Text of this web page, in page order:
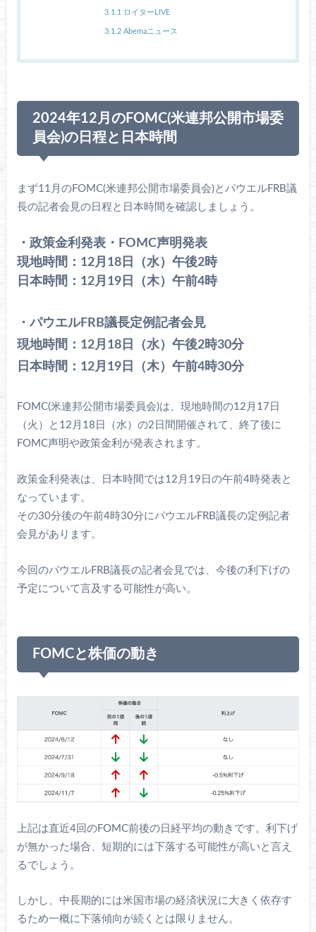
3.1.1 ロイターLIVE
3.1.2Abemaニュース
2024年12月のFOMC(米連邦公開市場委
員会)の日程と日本時間
まず11月のFOMC(米連邦公開市場委員会)とパウエルFRB議
長の記者会見の日程と日本時間を確認しましょう。
・政策金利発表・FOMC声明発表
現地時間：12月18日（水）午後2時
日本時間：12月19日（木）午前4時
・パウエルFRB議長定例記者会見
現地時間：12月18日（水）午後2時30分
日本時間：12月19日（木）午前4時30分
FOMC(米連邦公開市場委員会)は、現地時間の12月17日
（火）と12月18日（水）の2日間開催されて、終了後に
FOMC声明や政策金利が発表されます。
政策金利発表は、日本時間では12月19日の午前4時発表と
なっています。
その30分後の午前4時30分にパウエルFRB議長の定例記者
会見があります。
今回のパウエルFRB議長の記者会見では、今後の利下げの
予定について言及する可能性が高い。
FOMCと株価の動き
上記は直近4回のFOMC前後の日経平均の動きです。利下げ
が無かった場合、短期的には下落する可能性が高いと言え
るでしょう。
しかし、中長期的には米国市場の経済状況に大きく依存す
るため一概に下落傾向が続くとは限りません。